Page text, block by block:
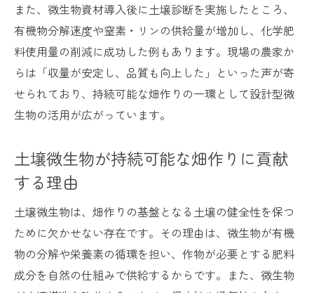
また、微生物資材導入後に土壌診断を実施したところ、
有機物分解速度や窒素・リンの供給量が増加し、化学肥
料使用量の削減に成功した例もあります。現場の農家か
らは「収量が安定し、品質も向上した」といった声が寄
せられており、持続可能な畑作りの一環として設計型微
生物の活用が広がっています。
土壌微生物が持続可能な畑作りに貢献
する理由
土壌微生物は、畑作りの基盤となる土壌の健全性を保つ
ために欠かせない存在です。その理由は、微生物が有機
物の分解や栄養素の循環を担い、作物が必要とする肥料
成分を自然の仕組みで供給するからです。また、微生物